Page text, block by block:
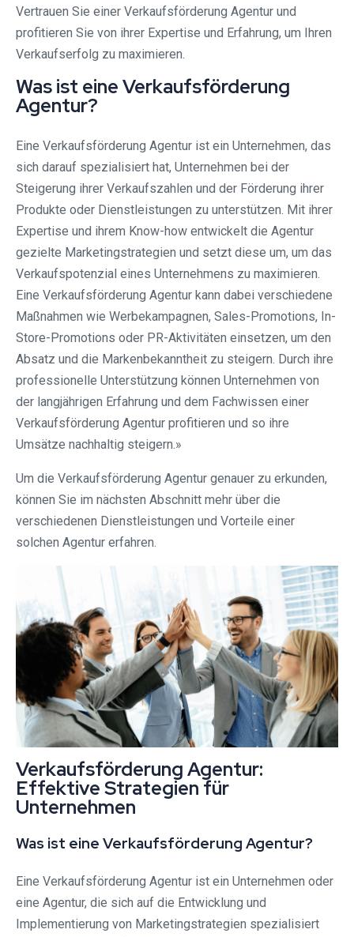
Vertrauen Sie einer Verkaufsförderung Agentur und
profitieren Sie von ihrer Expertise und Erfahrung, um Ihren
Verkaufserfolg zu maximieren.
Was ist eine Verkaufsförderung
Agentur?
Eine Verkaufsförderung Agentur ist ein Unternehmen, das
sich darauf spezialisiert hat, Unternehmen bei der
Steigerung ihrer Verkaufszahlen und der Förderung ihrer
Produkte oder Dienstleistungen zu unterstützen. Mit ihrer
Expertise und ihrem Know-how entwickelt die Agentur
gezielte Marketingstrategien und setzt diese um, um das
Verkaufspotenzial eines Unternehmens zu maximieren.
Eine Verkaufsförderung Agentur kann dabei verschiedene
Maßnahmen wie Werbekampagnen, Sales-Promotions, In-
Store-Promotions oder PR-Aktivitäten einsetzen, um den
Absatz und die Markenbekanntheit zu steigern. Durch ihre
professionelle Unterstützung können Unternehmen von
der langjährigen Erfahrung und dem Fachwissen einer
Verkaufsförderung Agentur profitieren und so ihre
Umsätze nachhaltig steigern.»
Um die Verkaufsförderung Agentur genauer zu erkunden,
können Sie im nächsten Abschnitt mehr über die
verschiedenen Dienstleistungen und Vorteile einer
solchen Agentur erfahren.
Verkaufsförderung Agentur:
Effektive Strategien für
Unternehmen
Was ist eine Verkaufsförderung Agentur?
Eine Verkaufsförderung Agentur ist ein Unternehmen oder
eine Agentur, die sich auf die Entwicklung und
Implementierung von Marketingstrategien spezialisiert